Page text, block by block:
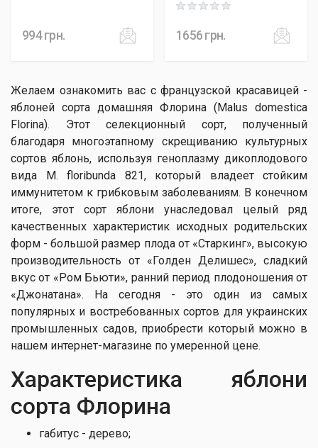
994грн.
Rating: 0 out of 5
1656грн.
Желаем ознакомить вас с французской красавицей -
яблоней сорта домашняя Флорина (Malus domestica
Florina). Этот селекционный сорт, полученный
благодаря многоэтапному скрещиванию культурных
сортов яблонь, используя геноплазму дикоплодового
вида М. floribunda 821, который владеет стойким
иммунитетом к грибковым заболеваниям. В конечном
итоге, этот сорт яблони унаследовал целый ряд
качественных характеристик исходных родительских
форм - большой размер плода от «Старкинг», высокую
производительность от «Голден Делишес», сладкий
вкус от «Ром Бьюти», ранний период плодоношения от
«Джонатана». На сегодня - это один из самых
популярных и востребованных сортов для украинских
промышленных садов, приобрести который можно в
нашем интернет-магазине по умеренной цене.
Характеристика яблони
сорта Флорина
габитус - дерево;